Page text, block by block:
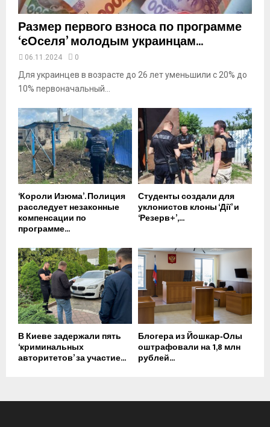
Размер первого взноса по программе
‘єОселя’ молодым украинцам...
06.11.2024 0
Для украинцев в возрасте до 26 лет уменьшили с 20% до
10% первоначальный...
‘Короли Изюма’. Полиция
расследует незаконные
компенсации по
программе...
Студенты создали для
уклонистов клоны ‘Дії’ и
‘Резерв+’,...
В Киеве задержали пять
‘криминальных
авторитетов’ за участие...
Блогера из Йошкар‑Олы
оштрафовали на 1,8 млн
рублей...